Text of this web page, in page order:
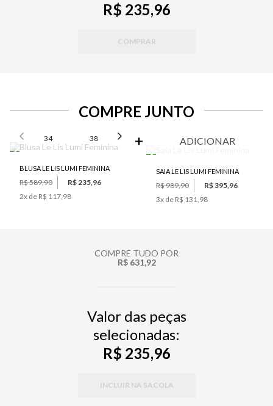
R$ 235,96
COMPRAR
COMPRE JUNTO
34 38 42 44 46
BLUSA LE LIS LUMI FEMININA
R$ 589,90
R$ 235,96
2x de R$ 117,98
ADICIONAR
SAIA LE LIS LUMI FEMININA
R$ 989,90
R$ 395,96
3x de R$ 131,98
COMPRE TUDO POR
R$ 631,92
Valor das peças
selecionadas:
R$ 235,96
INCLUIR NA SACOLA